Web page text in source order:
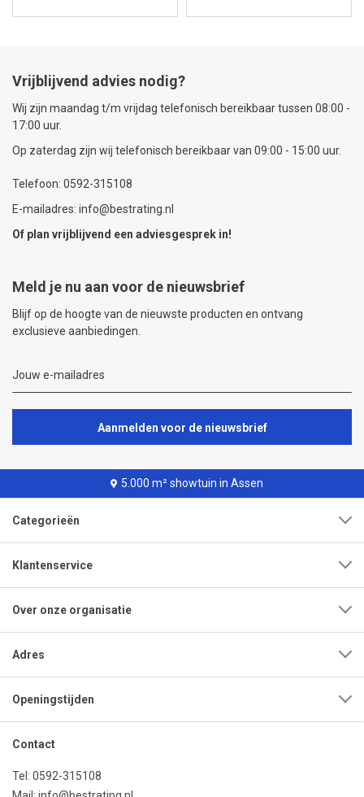
Vrijblijvend advies nodig?
Wij zijn maandag t/m vrijdag telefonisch bereikbaar tussen 08:00 -
17:00 uur.
Op zaterdag zijn wij telefonisch bereikbaar van 09:00 - 15:00 uur.
Telefoon: 0592-315108
E-mailadres: info@bestrating.nl
Of plan vrijblijvend een adviesgesprek in!
Meld je nu aan voor de nieuwsbrief
Blijf op de hoogte van de nieuwste producten en ontvang
exclusieve aanbiedingen.
Aanmelden voor de nieuwsbrief
5.000 m² showtuin in Assen
Categorieën
Klantenservice
Over onze organisatie
Adres
Openingstijden
Contact
Tel: 0592-315108